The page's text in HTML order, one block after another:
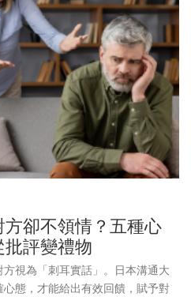
方卻不領情？五種心
評變禮物
視為「刺耳實話」。日本溝通大
態，才能給出有效回饋，賦予對